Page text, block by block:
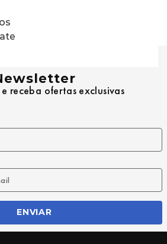
receba ofertas exclusivas
ENVIAR